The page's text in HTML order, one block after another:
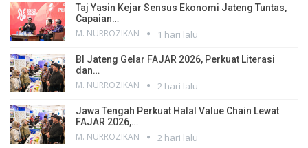
Taj Yasin Kejar Sensus Ekonomi Jateng Tuntas,
Capaian…
M. NURROZIKAN 1 hari lalu
BI Jateng Gelar FAJAR 2026, Perkuat Literasi
dan…
M. NURROZIKAN 2 hari lalu
Jawa Tengah Perkuat Halal Value Chain Lewat
FAJAR 2026,…
M. NURROZIKAN 2 hari lalu